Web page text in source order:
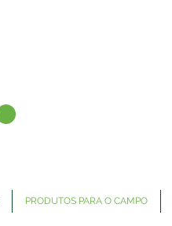
PRODUTOS PARA O CAMPO